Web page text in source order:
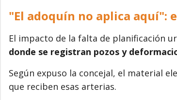
"El adoquín no aplica aquí":
El impacto de la falta de planificación
donde se registran pozos y
Según expuso la concejal, el material
que reciben esas arterias.